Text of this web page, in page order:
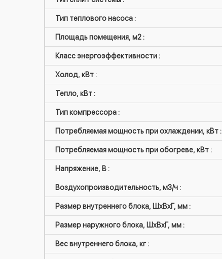
Тип теплового насоса :
Площадь помещения, м2 :
Класс энергоэффективности :
Холод, кВт :
Тепло, кВт :
Тип компрессора :
Потребляемая мощность при охлаждении, кВт :
Потребляемая мощность при обогреве, кВт :
Напряжение, В :
Воздухопроизводительность, м3/ч :
Размер внутреннего блока, ШxВxГ, мм :
Размер наружного блока, ШxВxГ, мм :
Вес внутреннего блока, кг :